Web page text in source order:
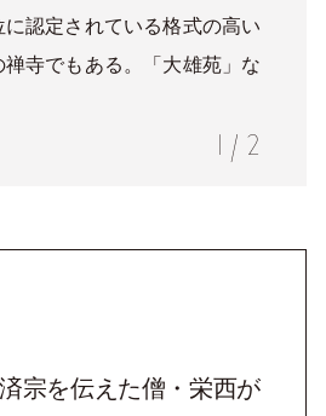
認定されている格式の高い
寺でもある。「大雄苑」な
1 / 2
宗を伝えた僧・栄西が